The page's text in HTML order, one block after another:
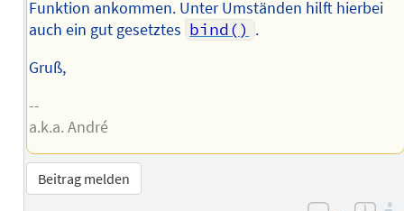
Funktion ankommen. Unter Umständen hilft hierbei
auch ein gut gesetztes bind() .
Gruß,
--
a.k.a. André
Beitrag melden